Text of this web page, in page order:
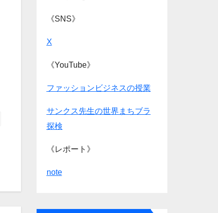
《SNS》
X
《YouTube》
ファッションビジネスの授業
サンクス先生の世界まちブラ
探検
《レポート》
note